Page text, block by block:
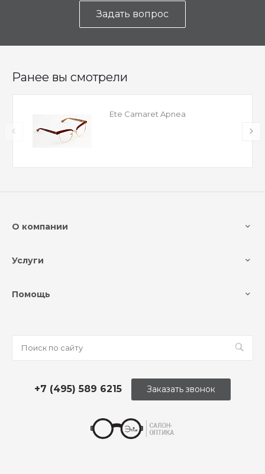
Задать вопрос
Ранее вы смотрели
Ete Camaret Apnea
О компании
Услуги
Помощь
+7 (495) 589 6215 Заказать звонок